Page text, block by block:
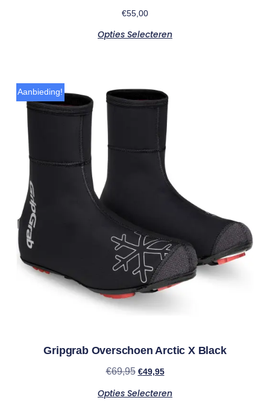
€55,00
Opties Selecteren
Aanbieding!
Gripgrab Overschoen Arctic X Black
€69,95 €49,95
Opties Selecteren